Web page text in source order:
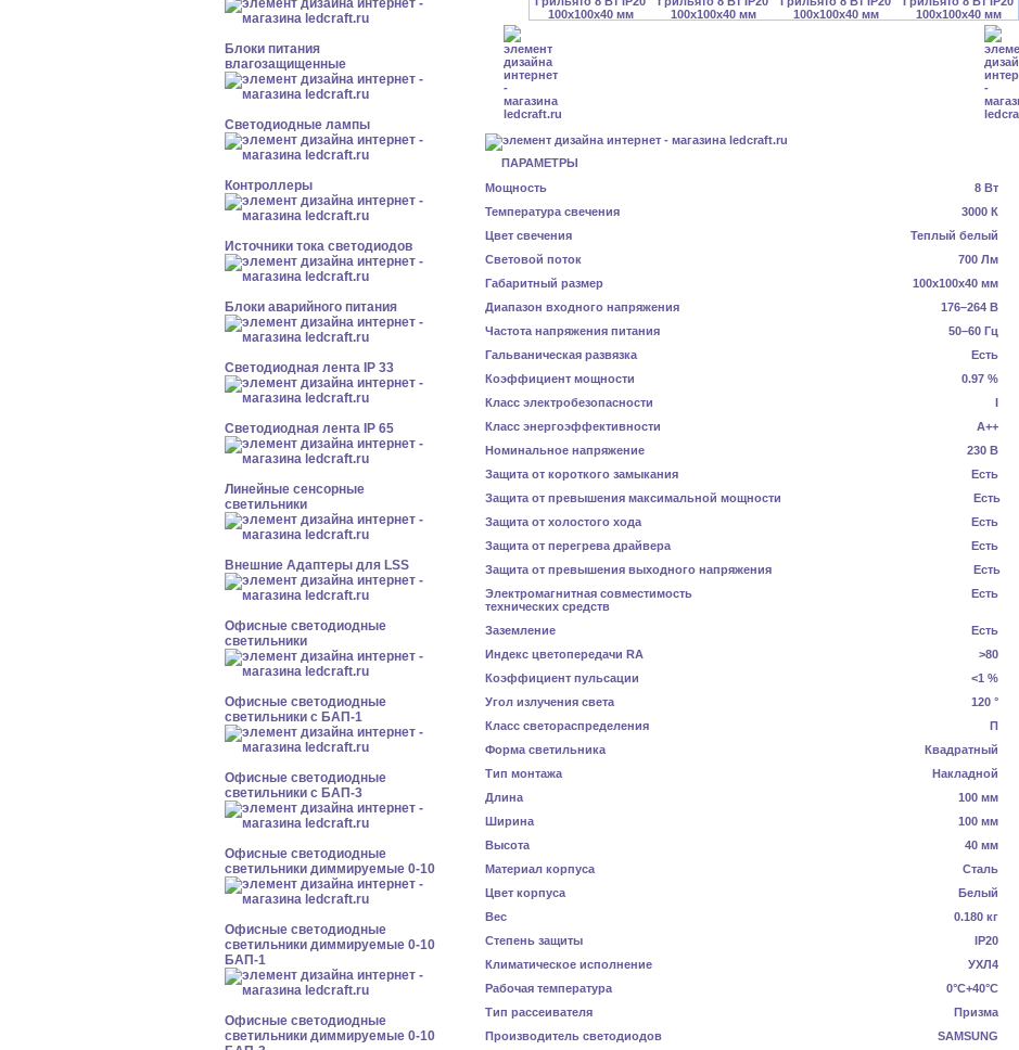
Блоки питания
влагозащищенные
Светодиодные лампы
Контроллеры
Источники тока светодиодов
Блоки аварийного питания
Светодиодная лента IP 33
Светодиодная лента IP 65
Линейные сенсорные
светильники
Внешние Адаптеры для LSS
Офисные светодиодные
светильники
Офисные светодиодные
светильники с БАП-1
Офисные светодиодные
светильники с БАП-3
Офисные светодиодные
светильники диммируемые 0-10
Офисные светодиодные
светильники диммируемые 0-10
БАП-1
Офисные светодиодные
светильники диммируемые 0-10
ПАРАМЕТРЫ
Мощность
8 Вт
Температура свечения
3000 К
Цвет свечения
Теплый белый
Световой поток
700 Лм
Габаритный размер
100x100x40 мм
Диапазон входного напряжения
176–264 В
Частота напряжения питания
50–60 Гц
Гальваническая развязка
Есть
Коэффициент мощности
0.97 %
Класс электробезопасности
I
Класс энергоэффективности
А++
Номинальное напряжение
230 В
Защита от короткого замыкания
Есть
Защита от превышения максимальной мощности
Есть
Защита от холостого хода
Есть
Защита от перегрева драйвера
Есть
Защита от превышения выходного напряжения
Есть
Электромагнитная совместимость
технических средств
Есть
Заземление
Есть
Индекс цветопередачи RA
>80
Коэффициент пульсации
<1 %
Угол излучения света
120 °
Класс светораспределения
П
Форма светильника
Квадратный
Тип монтажа
Накладной
Длина
100 мм
Ширина
100 мм
Высота
40 мм
Материал корпуса
Сталь
Цвет корпуса
Белый
Вес
0.180 кг
Степень защиты
IP20
Климатическое исполнение
УХЛ4
Рабочая температура
0°C+40°C
Тип рассеивателя
Призма
Производитель светодиодов
SAMSUNG